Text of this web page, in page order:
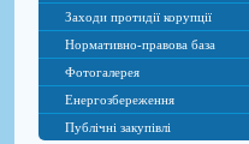
Заходи протидії корупції
Нормативно-правова база
Фотогалерея
Енергозбереження
Публічні закупівлі